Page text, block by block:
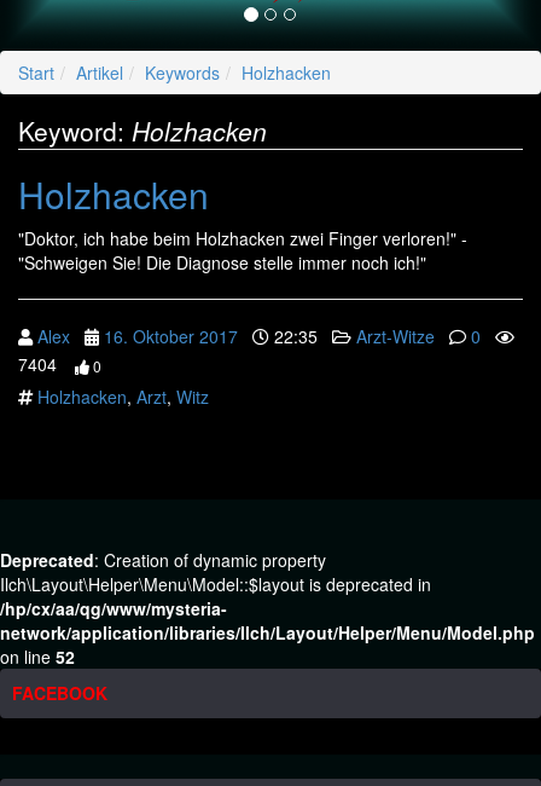
Start Artikel Keywords Holzhacken
Keyword: Holzhacken
Holzhacken
"Doktor, ich habe beim Holzhacken zwei Finger verloren!" -
"Schweigen Sie! Die Diagnose stelle immer noch ich!"
Alex 16. Oktober 2017 22:35 Arzt-Witze
0
7404
0
Holzhacken, Arzt, Witz
Deprecated: Creation of dynamic property
Ilch\Layout\Helper\Menu\Model::$layout is deprecated in
/hp/cx/aa/qg/www/mysteria-
network/application/libraries/Ilch/Layout/Helper/Menu/Model.php
on line 52
FACEBOOK